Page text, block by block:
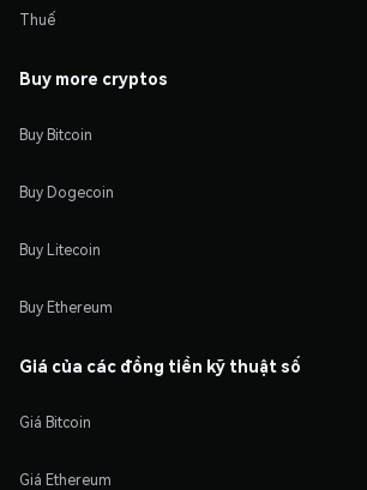
Thuế
Buy more cryptos
Buy Bitcoin
Buy Dogecoin
Buy Litecoin
Buy Ethereum
Giá của các đồng tiền kỹ thuật số
Giá Bitcoin
Giá Ethereum